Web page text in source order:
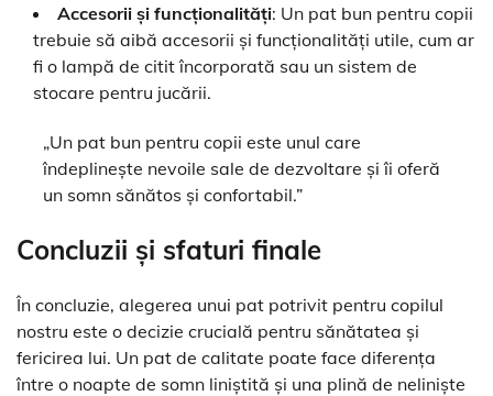
Accesorii și funcționalități: Un pat bun pentru copii
trebuie să aibă accesorii și funcționalități utile, cum ar
fi o lampă de citit încorporată sau un sistem de
stocare pentru jucării.
„Un pat bun pentru copii este unul care
îndeplinește nevoile sale de dezvoltare și îi oferă
un somn sănătos și confortabil.”
Concluzii și sfaturi finale
În concluzie, alegerea unui pat potrivit pentru copilul
nostru este o decizie crucială pentru sănătatea și
fericirea lui. Un pat de calitate poate face diferența
între o noapte de somn liniștită și una plină de neliniște